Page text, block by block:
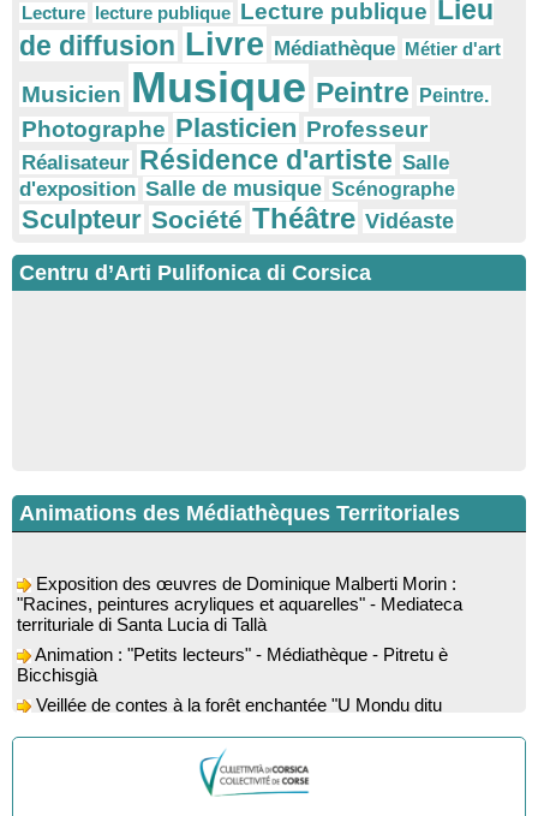
Lecture lecture publique Lecture publique Lieu
de diffusion Livre Médiathèque Métier d'art
Musicien Musique Peintre Peintre.
Photographe Plasticien Professeur
Réalisateur Résidence d'artiste Salle
d'exposition Salle de musique Scénographe
Sculpteur Société Théâtre Vidéaste
Centru d’Arti Pulifonica di Corsica
Animations des Médiathèques Territoriales
"Racines, peintures acryliques et aquarelles" - Mediateca
territuriale di Santa Lucia di Tallà
Animation : "Petits lecteurs" - Médiathèque - Pitretu è
Bicchisgià
Veillée de contes à la forêt enchantée "U Mondu ditu
mignuleddu" par la Caravane de Conteurs - Currà
Colloque : "Taravu : terre de patrimoines", Regards sur le
patrimoine religieux, roman, thermal et littéraire - Spaziu Jean-
Marc Fiamma - A Sarra di Farru